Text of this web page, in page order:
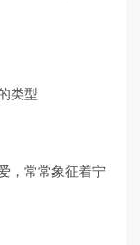
类型
，常常象征着宁